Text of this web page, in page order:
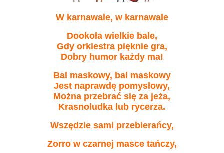
W karnawale, w karnawale
Dookoła wielkie bale,
Gdy orkiestra pięknie gra,
Dobry humor każdy ma!
Bal maskowy, bal maskowy
Jest naprawdę pomysłowy,
Można przebrać się za jeża,
Krasnoludka lub rycerza.
Wszędzie sami przebierańcy,
Zorro w czarnej masce tańczy,